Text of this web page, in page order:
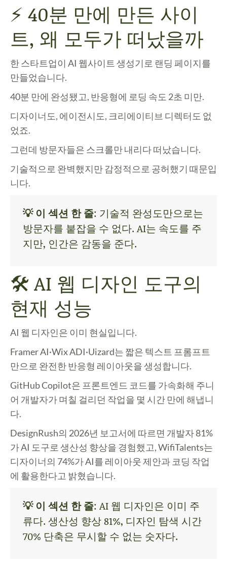
⚡ 40분 만에 만든 사이
트, 왜 모두가 떠났을까
한 스타트업이 AI 웹사이트 생성기로 랜딩 페이지를
만들었습니다.
40분 만에 완성됐고, 반응형에 로딩 속도 2초 미만.
디자이너도, 에이전시도, 크리에이티브 디렉터도 없
었죠.
그런데 방문자들은 스크롤만 내리다 떠났습니다.
기술적으로 완벽했지만 감정적으로 공허했기 때문입
니다.
💡 이 섹션 한 줄: 기술적 완성도만으로는
방문자를 붙잡을 수 없다. AI는 속도를 주
지만, 인간은 감동을 준다.
🛠️ AI 웹 디자인 도구의
현재 성능
AI 웹 디자인은 이미 현실입니다.
Framer AI·Wix ADI·Uizard는 짧은 텍스트 프롬프트
만으로 완전한 반응형 레이아웃을 생성합니다.
GitHub Copilot은 프론트엔드 코드를 가속화해 주니
어 개발자가 며칠 걸리던 작업을 몇 시간 만에 해냅니
다.
DesignRush의 2026년 보고서에 따르면 개발자 81%
가 AI 도구로 생산성 향상을 경험했고, WifiTalents는
디자이너의 74%가 AI를 레이아웃 제안과 코딩 작업
에 활용한다고 밝혔습니다.
💡 이 섹션 한 줄: AI 웹 디자인은 이미 주
류다. 생산성 향상 81%, 디자인 탐색 시간
70% 단축은 무시할 수 없는 숫자다.